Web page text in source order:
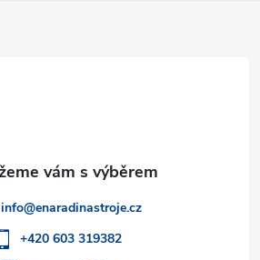
info@enaradinastroje.cz
+420 603 319382